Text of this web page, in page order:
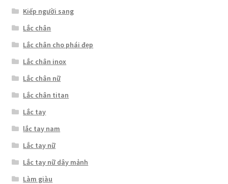
Kiếp người sang
Lắc chân
Lắc chân cho phái đẹp
Lắc chân inox
Lắc chân nữ
Lắc chân titan
Lắc tay
lắc tay nam
Lắc tay nữ
Lắc tay nữ dây mảnh
Làm giàu